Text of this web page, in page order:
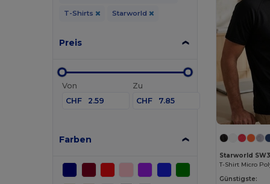
T-Shirts Starworld
Preis
Von
CHF
Zu
CHF
Farben
Starworld
T-Shirt Micro
Günstigste: